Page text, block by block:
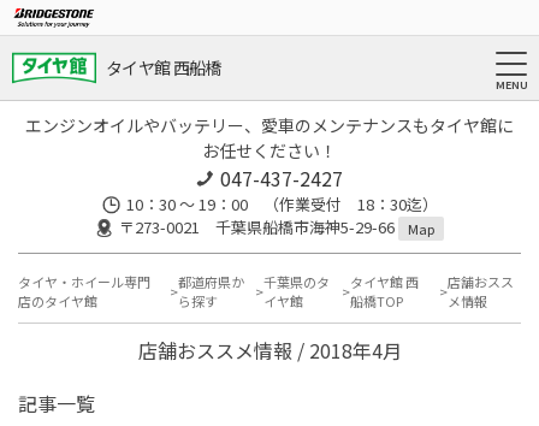
タイヤ館 西船橋
エンジンオイルやバッテリー、愛車のメンテナンスもタイヤ館に
お任せください！
047-437-2427
10：30 ～ 19：00 （作業受付 18：30迄）
〒273-0021 千葉県船橋市海神5-29-66
Map
タイヤ・ホイール専門
店のタイヤ館
都道府県か
ら探す
千葉県のタ
イヤ館
タイヤ館 西
船橋TOP
店舗おスス
メ情報
店舗おススメ情報 / 2018年4月
記事一覧